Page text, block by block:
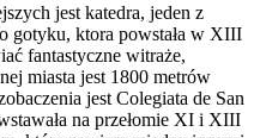
jest katedra, jeden z
gotyku, ktora powstała w XIII
fantastyczne witraże,
miasta jest 1800 metrów
jest Colegiata de San
na przełomie XI i XIII